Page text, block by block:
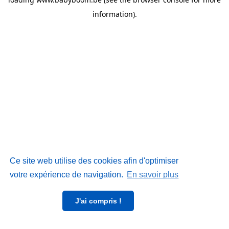
Ce site web utilise des cookies afin d'optimiser
votre expérience de navigation. En savoir plus
J'ai compris !
information).